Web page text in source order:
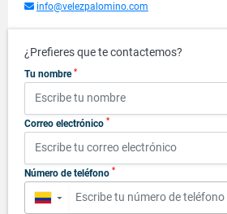
info@velezpalomino.com
¿Prefieres que te contactemos?
Tu nombre *
Correo electrónico *
Número de teléfono *
▼